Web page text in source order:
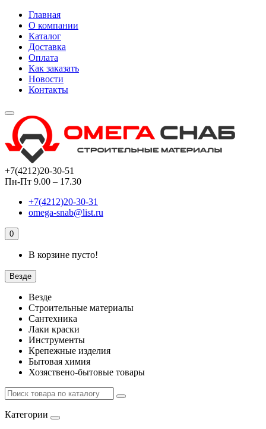
Главная
О компании
Каталог
Доставка
Оплата
Как заказать
Новости
Контакты
+7(4212)20-30-51
Пн-Пт 9.00 – 17.30
+7(4212)20-30-31
omega-snab@list.ru
0
В корзине пусто!
Везде
Везде
Строительные материалы
Сантехника
Лаки краски
Инструменты
Крепежные изделия
Бытовая химия
Хозяствено-бытовые товары
Категории